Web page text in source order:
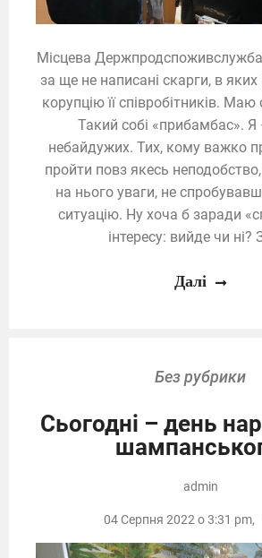
Місцева
за ще не написані скарги, в
корупцію її співробітників.
Такий собі «прибамбас». Я
небайдужих. Тих, кому важко
пройти повз якесь
на нього уваги, не
ситуацію. Ну хоча б заради
інтересу: вийде чи ні?
Далі
Без рубрики
Сьогодні – день
admin
04 Серпня 2022 о 3:31 pm,